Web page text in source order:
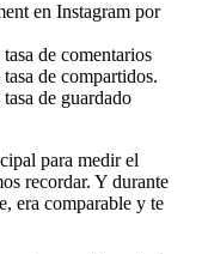
en Instagram por
de comentarios
de compartidos.
de guardado
para medir el
recordar. Y durante
era comparable y te